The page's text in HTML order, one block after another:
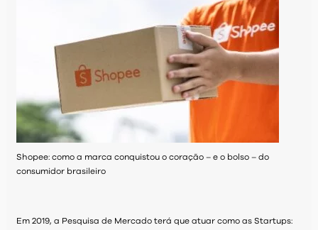
Shopee: como a marca conquistou o coração – e o bolso – do
consumidor brasileiro
Em 2019, a Pesquisa de Mercado terá que atuar como as Startups: